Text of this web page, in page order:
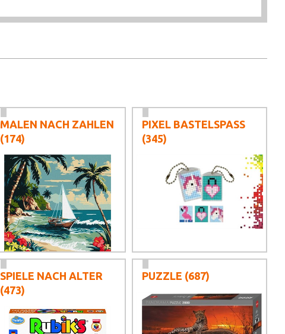
MALEN NACH ZAHLEN
(174)
PIXEL BASTELSPASS
(345)
SPIELE NACH ALTER
(473)
PUZZLE (687)